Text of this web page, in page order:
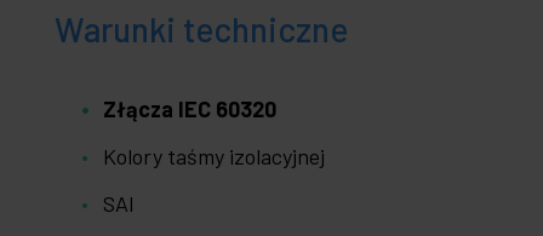
Warunki techniczne
Złącza IEC 60320
Kolory taśmy izolacyjnej
SAI